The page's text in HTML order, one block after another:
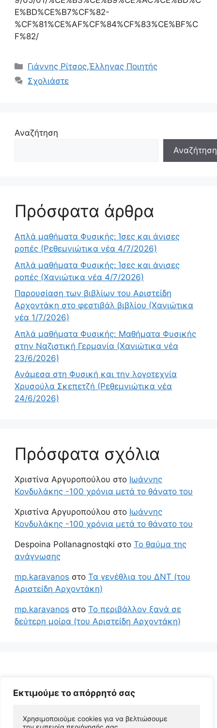
Εκτιμούμε το απόρρητό σας
Χρησιμοποιούμε cookies για να βελτιώσουμε
E%BD%CE%B7%CF%82-
%CF%81%CE%AF%CF%84%CF%83%CE%BF%C
F%82/
Κατηγορίες
Γιάννης Ρίτσος,Έλληνας Ποιητής
Σχολιάστε
Αναζήτηση
Αναζήτηση
Πρόσφατα άρθρα
Απλά μαθήματα Φυσικής: Ίσες και άνισες
ροπές (Ρεθεμνιώτικα νέα 4/7/2026)
Απλά μαθήματα Φυσικής: Ίσες και άνισες
ροπές (Χανιώτικα νέα 4/7/2026)
Παρουσίαση των βιβλίων του Αριστείδη
Αρχοντάκη στο φεστιβάλ βιβλίου (Χανιώτικα
νέα 1/7/2026)
Απλά μαθήματα Φυσικής: Μαθήματα Φυσικής
στην Ναζιστική Γερμανία (Χανιώτικα νέα
23/6/2026)
Ανάμεσα στη Φυσική και την λογοτεχνία
Χρυσούλα Σκεπετζή (Ρεθεμνιώτικα νέα
24/6/2026)
Πρόσφατα σχόλια
Χριστίνα Αργυροπούλου στο Ιωάννης
Κονδυλάκης -100 χρόνια μετά το θάνατο του
Χριστίνα Αργυροπούλου στο Ιωάννης
Κονδυλάκης -100 χρόνια μετά το θάνατο του
Despoina Pollanagnostqki στο Το θαύμα της
ανάγνωσης
mp.karavanos στο Τα γενέθλια του ΔΝΤ (του
Αριστείδη Αρχοντάκη)
mp.karavanos στο Το περιβάλλον ξανά σε
δεύτερη μοίρα (του Αριστείδη Αρχοντάκη)